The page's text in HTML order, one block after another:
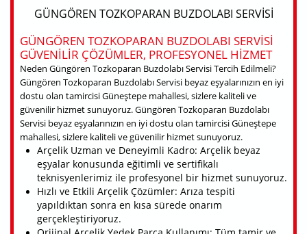
GÜNGÖREN TOZKOPARAN BUZDOLABI SERVISI
GÜNGÖREN TOZKOPARAN BUZDOLABI SERVISI
GÜVENILIR ÇÖZÜMLER, PROFESYONEL HIZMET
Neden Güngören Tozkoparan Buzdolabı Servisi Tercih Edilmeli?
Güngören Tozkoparan Buzdolabı Servisi beyaz eşyalarınızın en iyi
dostu olan tamircisi Güneştepe mahallesi, sizlere kaliteli ve
güvenilir hizmet sunuyoruz. Güngören Tozkoparan Buzdolabı
Servisi beyaz eşyalarınızın en iyi dostu olan tamircisi Güneştepe
mahallesi, sizlere kaliteli ve güvenilir hizmet sunuyoruz.
Arçelik Uzman ve Deneyimli Kadro: Arçelik beyaz
eşyalar konusunda eğitimli ve sertifikalı
teknisyenlerimiz ile profesyonel bir hizmet sunuyoruz.
Hızlı ve Etkili Arçelik Çözümler: Arıza tespiti
yapıldıktan sonra en kısa sürede onarım
gerçekleştiriyoruz.